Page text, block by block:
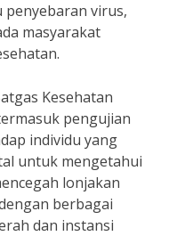
penyebaran virus,
masyarakat
Kesehatan
pengujian
individu yang
untuk mengetahui
lonjakan
berbagai
dan instansi